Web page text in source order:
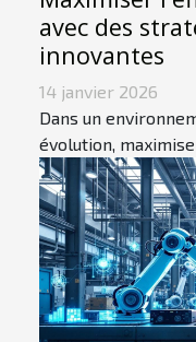
avec des
innovantes
14 janvier 2026
Dans un
évolution,